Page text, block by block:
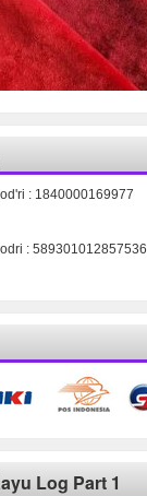
: 1840000169977
: 589301012857536
Log Part 1